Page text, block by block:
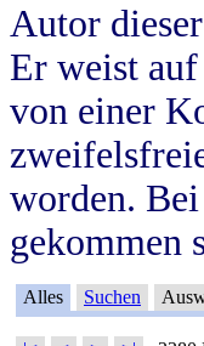
Autor
Er weist
von einer
worden.
gekommen
Alles Suchen